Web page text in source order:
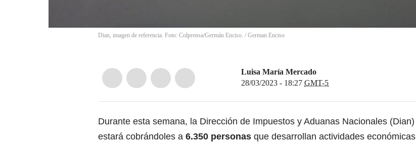
Dian, imagen de referencia. Foto: Colprensa/Germán Enciso. / German Enciso
Luisa María Mercado
28/03/2023 - 18:27 GMT-5
Durante esta semana, la Dirección de Impuestos y Aduanas Nacionales (Dian)
estará cobrándoles a 6.350 personas que desarrollan actividades económicas